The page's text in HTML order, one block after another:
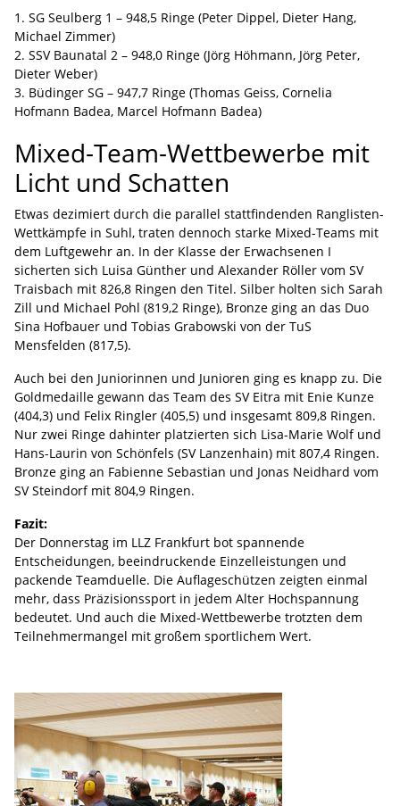
1. SG Seulberg 1 – 948,5 Ringe (Peter Dippel, Dieter Hang,
Michael Zimmer)
2. SSV Baunatal 2 – 948,0 Ringe (Jörg Höhmann, Jörg Peter,
Dieter Weber)
3. Büdinger SG – 947,7 Ringe (Thomas Geiss, Cornelia
Hofmann Badea, Marcel Hofmann Badea)
Mixed-Team-Wettbewerbe mit
Licht und Schatten
Etwas dezimiert durch die parallel stattfindenden Ranglisten-
Wettkämpfe in Suhl, traten dennoch starke Mixed-Teams mit
dem Luftgewehr an. In der Klasse der Erwachsenen I
sicherten sich Luisa Günther und Alexander Röller vom SV
Traisbach mit 826,8 Ringen den Titel. Silber holten sich Sarah
Zill und Michael Pohl (819,2 Ringe), Bronze ging an das Duo
Sina Hofbauer und Tobias Grabowski von der TuS
Mensfelden (817,5).
Auch bei den Juniorinnen und Junioren ging es knapp zu. Die
Goldmedaille gewann das Team des SV Eitra mit Enie Kunze
(404,3) und Felix Ringler (405,5) und insgesamt 809,8 Ringen.
Nur zwei Ringe dahinter platzierten sich Lisa-Marie Wolf und
Hans-Laurin von Schönfels (SV Lanzenhain) mit 807,4 Ringen.
Bronze ging an Fabienne Sebastian und Jonas Neidhard vom
SV Steindorf mit 804,9 Ringen.
Fazit:
Der Donnerstag im LLZ Frankfurt bot spannende
Entscheidungen, beeindruckende Einzelleistungen und
packende Teamduelle. Die Auflageschützen zeigten einmal
mehr, dass Präzisionssport in jedem Alter Hochspannung
bedeutet. Und auch die Mixed-Wettbewerbe trotzten dem
Teilnehmermangel mit großem sportlichem Wert.